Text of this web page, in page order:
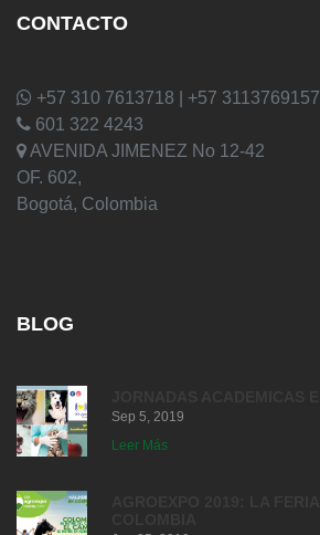
CONTACTO
+57 310 7613718 | +57 3113769157
601 322 4243
AVENIDA JIMENEZ No 12-42
OF. 602,
Bogotá, Colombia
BLOG
Sep 5, 2019
Leer Más